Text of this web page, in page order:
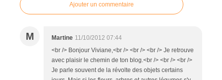
Ajouter un commentaire
M Martine 11/10/2012 07:44
<br /> Bonjour Viviane,<br /> <br /> <br /> Je retrouve
avec plaisir le chemin de ton blog.<br /> <br /> <br />
Je parle souvent de la révolte des objets certains